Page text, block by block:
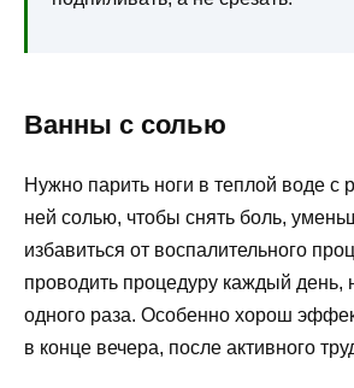
Ванны с солью
Нужно парить ноги в теплой воде с
ней солью, чтобы снять боль,
избавиться от воспалительного
проводить процедуру каждый день,
одного раза. Особенно хорош
в конце вечера, после активного